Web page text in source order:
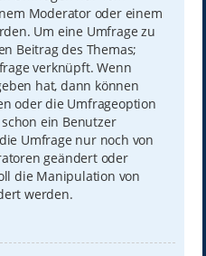
Moderator oder einem
Um eine Umfrage zu
Beitrag des Themas;
verknüpft. Wenn
hat, dann können
oder die Umfrageoption
ein Benutzer
Umfrage nur noch von
geändert oder
die Manipulation von
werden.